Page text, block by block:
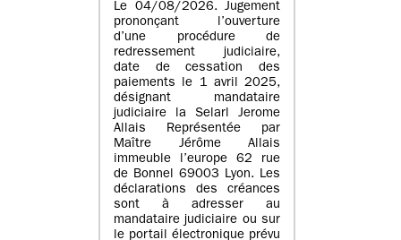
Le 04/08/2026. Jugement
prononçant l’ouverture
d’une procédure de
redressement judiciaire,
date de cessation des
paiements le 1 avril 2025,
désignant mandataire
judiciaire la Selarl Jerome
Allais Représentée par
Maître Jérôme Allais
immeuble l’europe 62 rue
de Bonnel 69003 Lyon. Les
déclarations des créances
sont à adresser au
mandataire judiciaire ou sur
le portail électronique prévu